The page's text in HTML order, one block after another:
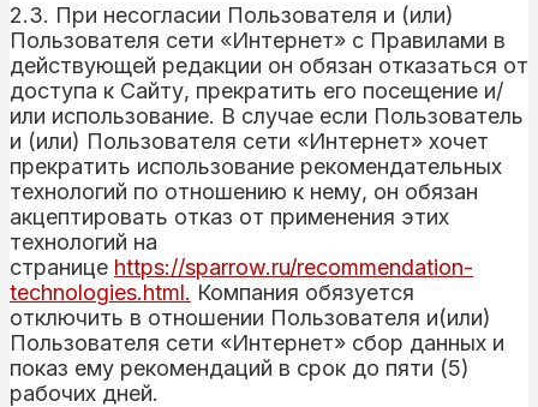
2.3. При несогласии Пользователя и (или)
Пользователя сети «Интернет» с Правилами в
действующей редакции он обязан отказаться от
доступа к Сайту, прекратить его посещение и/
или использование. В случае если Пользователь
и (или) Пользователя сети «Интернет» хочет
прекратить использование рекомендательных
технологий по отношению к нему, он обязан
акцептировать отказ от применения этих
технологий на
странице https://sparrow.ru/recommendation-
technologies.html. Компания обязуется
отключить в отношении Пользователя и(или)
Пользователя сети «Интернет» сбор данных и
показ ему рекомендаций в срок до пяти (5)
рабочих дней.